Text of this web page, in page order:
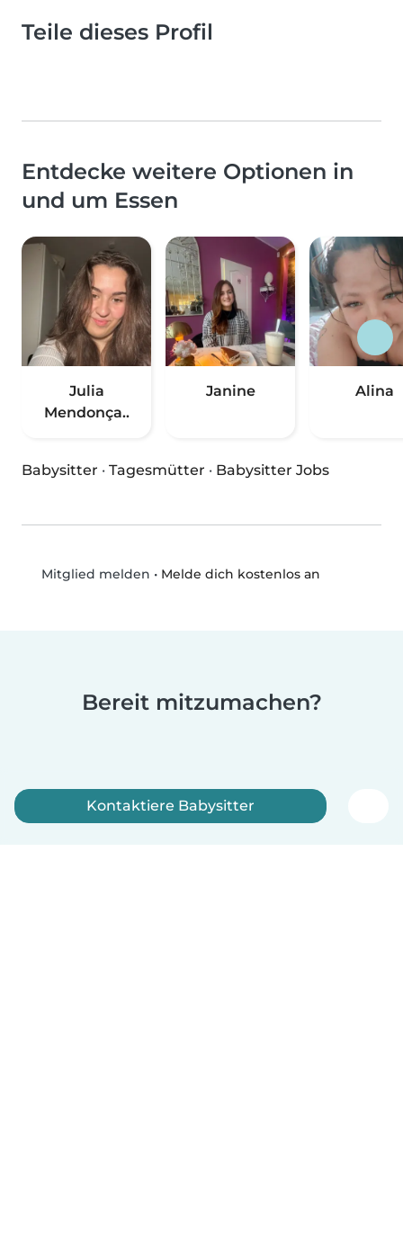
Teile dieses Profil
Entdecke weitere Optionen in
und um Essen
Julia
Mendonça..
Janine Alina
Babysitter · Tagesmütter · Babysitter Jobs
Mitglied melden • Melde dich kostenlos an
Bereit mitzumachen?
Kontaktiere Babysitter